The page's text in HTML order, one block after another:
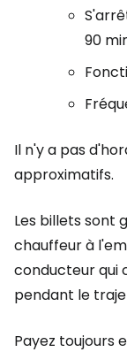
90
Il n'y a pas
approximatifs.
Les billets sont
chauffeur à
conducteur qui
pendant le
Payez toujours